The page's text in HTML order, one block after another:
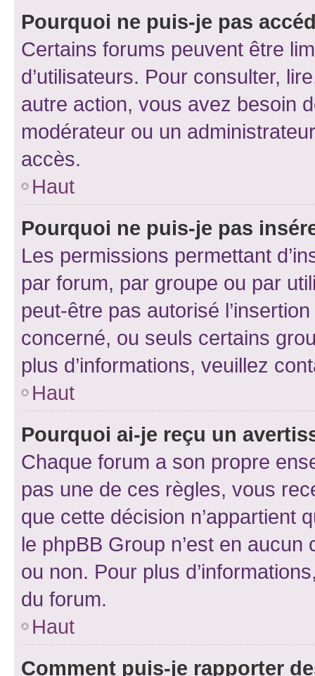
Pourquoi ne puis-je pas
Certains forums peuvent être
d’utilisateurs. Pour consulter,
autre action, vous avez besoin
modérateur ou un
accès.
Haut
Pourquoi ne puis-je pas
Les permissions permettant
par forum, par groupe ou par
peut-être pas autorisé
concerné, ou seuls certains
plus d’informations, veuillez
Haut
Pourquoi ai-je reçu un
Chaque forum a son propre
pas une de ces règles, vous
que cette décision n’appartient
le phpBB Group n’est en
ou non. Pour plus
du forum.
Haut
Comment puis-je rapporter